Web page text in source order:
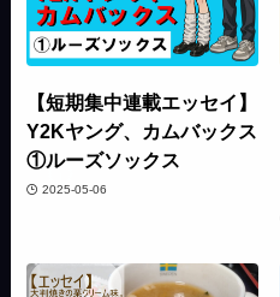
【短期集中連載エッセイ】
Y2Kヤング、カムバックス
①ルーズソックス
2025-05-06